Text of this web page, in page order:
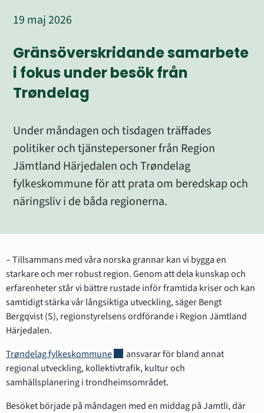
Gränsöverskridande samarbete
i fokus under besök från
Trøndelag
19 maj 2026
Under måndagen och tisdagen träffades
politiker och tjänstepersoner från Region
Jämtland Härjedalen och Trøndelag
fylkeskommune för att prata om beredskap och
näringsliv i de båda regionerna.
– Tillsammans med våra norska grannar kan vi bygga en
starkare och mer robust region. Genom att dela kunskap och
erfarenheter står vi bättre rustade inför framtida kriser och kan
samtidigt stärka vår långsiktiga utveckling, säger Bengt
Bergqvist (S), regionstyrelsens ordförande i Region Jämtland
Härjedalen.
Trøndelag fylkeskommuneLänk till annan webbplats, öppnas i
ansvarar för bland annat
regional utveckling, kollektivtrafik, kultur och
samhällsplanering i trondheimsområdet.
Besöket började på måndagen med en middag på Jamtli, där